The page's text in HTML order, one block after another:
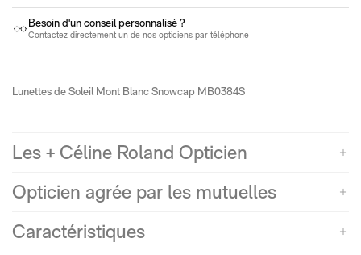
Besoin d'un conseil personnalisé ?
Contactez directement un de nos opticiens par téléphone
Lunettes de Soleil Mont Blanc Snowcap MB0384S
Les + Céline Roland Opticien
Opticien agrée par les mutuelles
Caractéristiques